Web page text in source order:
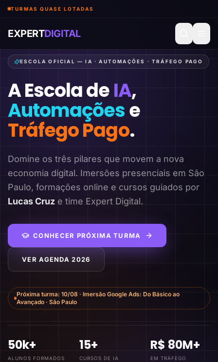
TURMAS QUASE LOTADAS
EXPERTDIGITAL
ESCOLA OFICIAL — IA · AUTOMAÇÕES · TRÁFEGO PAGO
A Escola deIA,
Automaçõese
Tráfego Pago.
Domine os três pilares que movem a nova
economia digital. Imersões presenciais em São
Paulo, formações online e cursos guiados por
Lucas Cruz e time Expert Digital.
CONHECER PRÓXIMA TURMA
VER AGENDA 2026
Próxima turma: 10/08 · Imersão Google Ads: Do Básico ao
Avançado · São Paulo
50k+
ALUNOS FORMADOS
15+
CURSOS DE IA
R$ 80M+
EM TRÁFEGO